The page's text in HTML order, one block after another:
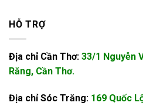
HỖ TRỢ
Địa chỉ Cần Thơ: 33/1 Nguyễn
Răng, Cần Thơ.
Địa chỉ Sóc Trăng: 169 Quốc